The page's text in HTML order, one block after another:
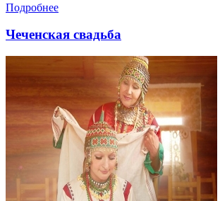
Подробнее
Чеченская свадьба